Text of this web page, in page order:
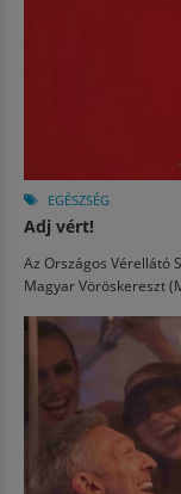
EGÉSZSÉG
Adj vért!
Az Országos Vérellátó
Magyar Vöröskereszt